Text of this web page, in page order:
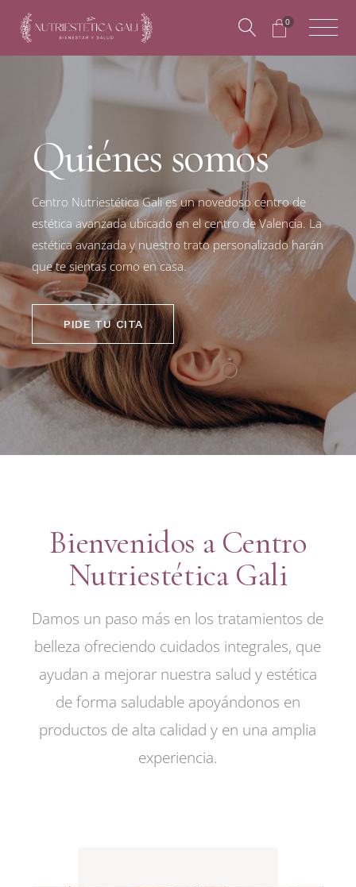
0
Quiénes somos
Centro Nutriestética Gali es un novedoso centro de
estética avanzada ubicado en el centro de Valencia. La
estética avanzada y nuestro trato personalizado harán
que te sientas como en casa.
PIDE TU CITA
Bienvenidos a Centro
Nutriestética Gali
Damos un paso más en los tratamientos de
belleza ofreciendo cuidados integrales, que
ayudan a mejorar nuestra salud y estética
de forma saludable apoyándonos en
productos de alta calidad y en una amplia
experiencia.